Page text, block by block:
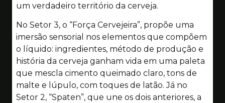
um verdadeiro território da cerveja.
No Setor 3, o “Força Cervejeira”, propõe uma
imersão sensorial nos elementos que compõem
o líquido: ingredientes, método de produção e
história da cerveja ganham vida em uma paleta
que mescla cimento queimado claro, tons de
malte e lúpulo, com toques de latão. Já no
Setor 2, “Spaten”, que une os dois anteriores, a